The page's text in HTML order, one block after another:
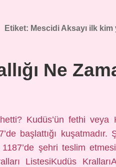
Etiket: Mescidi Aksayı ilk kim
Ne
Kudüs’ün fethi veya
başlattığı
1187’de şehri teslim
ListesiKudüs